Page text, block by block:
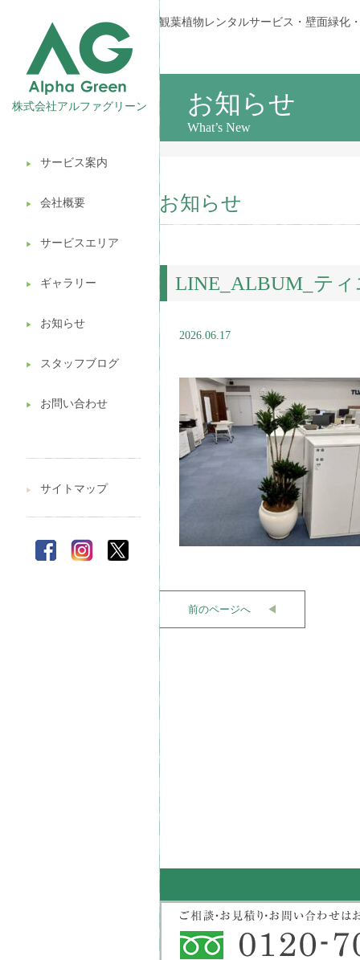
株式会社アルファグリーン
▶︎ サービス案内
▶︎ 会社概要
▶︎ サービスエリア
▶︎ ギャラリー
▶︎ お知らせ
▶︎ スタッフブログ
▶︎ お問い合わせ
観葉植物レンタル
壁面緑化
ギフト販売
造園ガーデニング
植木処分
▶︎ サイトマップ
観葉植物レンタルサービス・壁面緑化
お知らせ
What’s New
お知らせ
LINE_ALBUM_ティ
2026.06.17
前のページへ ◀︎